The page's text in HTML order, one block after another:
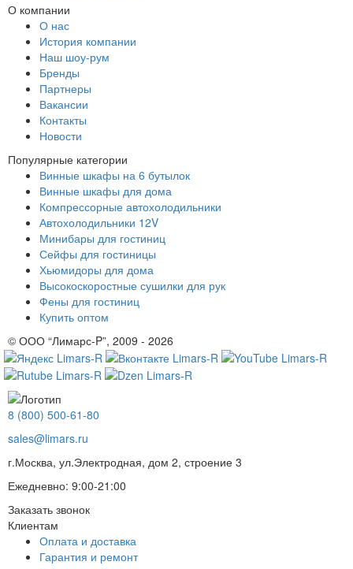
О компании
О нас
История компании
Наш шоу-рум
Бренды
Партнеры
Вакансии
Контакты
Новости
Популярные категории
Винные шкафы на 6 бутылок
Винные шкафы для дома
Компрессорные автохолодильники
Автохолодильники 12V
Минибары для гостиниц
Сейфы для гостиницы
Хьюмидоры для дома
Высокоскоростные сушилки для рук
Фены для гостиниц
Купить оптом
© ООО “Лимарс-P”, 2009 - 2026
8 (800) 500-61-80
sales@limars.ru
г.Москва, ул.Электродная, дом 2, строение 3
Ежедневно: 9:00-21:00
Заказать звонок
Клиентам
Оплата и доставка
Гарантия и ремонт